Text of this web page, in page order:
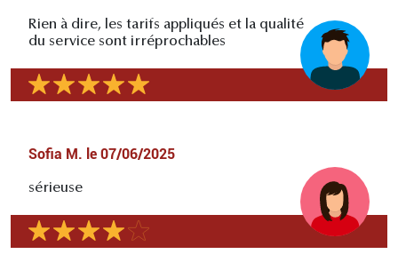
Rien à dire, les tarifs appliqués et la qualité
du service sont irréprochables
Sofia M. le 07/06/2025
sérieuse